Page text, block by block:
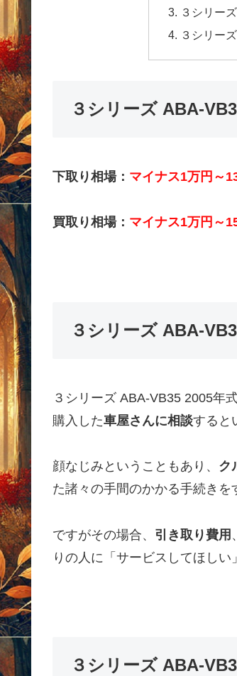
３シリー
３シリー
３シリーズ ABA-
下取り相場： マイナス1万円～
買取り相場： マイナス1万円～
３シリーズ ABA-
３シリーズ ABA-VB35 2005年
購入した車屋さんに相談すると
顔なじみということもあり、 ク
た諸々の手間のかかる手続きを
ですがその場合、 引き取り費用 、
りの人に「サービスしてほしい
３シリーズ ABA-